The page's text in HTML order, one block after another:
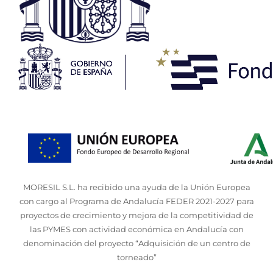
MORESIL S.L. ha recibido una ayuda de la Unión Europea
con cargo al Programa de Andalucía FEDER 2021-2027 para
proyectos de crecimiento y mejora de la competitividad de
las PYMES con actividad económica en Andalucía con
denominación del proyecto “Adquisición de un centro de
torneado”